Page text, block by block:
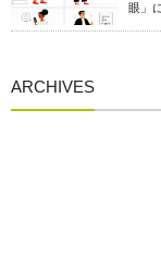
眼」
ARCHIVES